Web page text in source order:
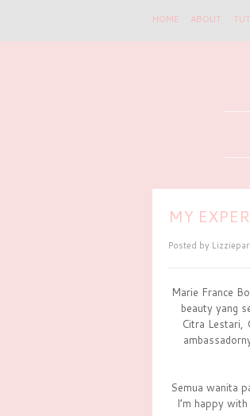
HOME ABOUT
MY
Posted by
Marie France
beauty yang
Citra Lestari,
Semua wanita
I’m happy